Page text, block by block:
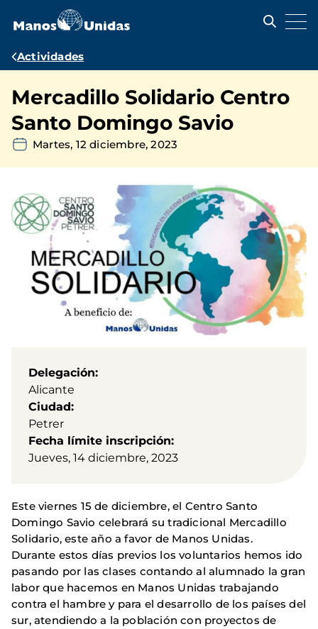
contenido
Ruta
navegación
Actividades
Mercadillo Solidario Centro
Santo Domingo Savio
Martes, 12 diciembre, 2023
Delegación
Alicante
Ciudad
Petrer
Fecha límite inscripción
Jueves, 14 diciembre, 2023
Este viernes 15 de diciembre, el Centro Santo
Domingo Savio celebrará su tradicional Mercadillo
Solidario, este año a favor de Manos Unidas.
Durante estos días previos los voluntarios hemos ido
pasando por las clases contando al alumnado la gran
labor que hacemos en Manos Unidas trabajando
contra el hambre y para el desarrollo de los países del
sur, atendiendo a la población con proyectos de